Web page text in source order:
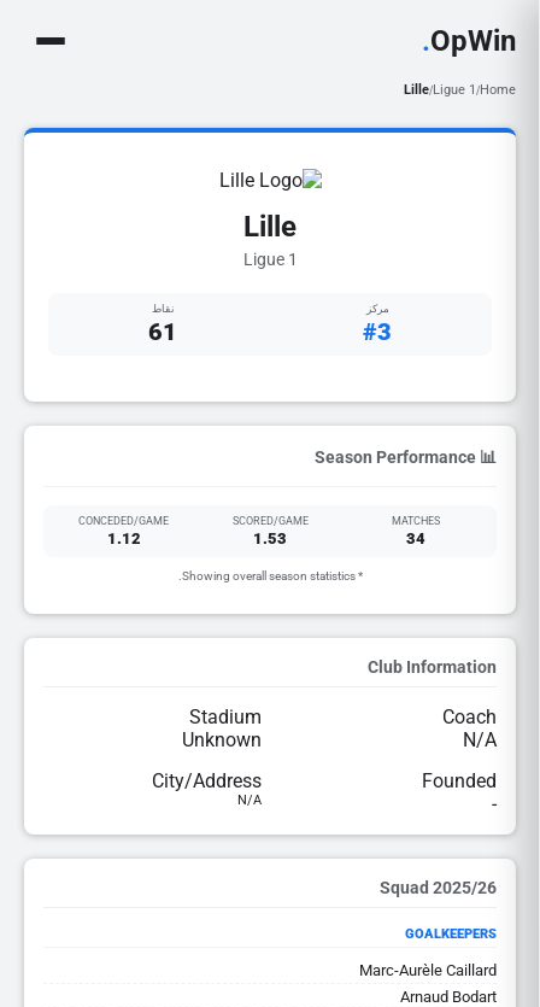
OpWin
.
Home
/
Ligue 1
/
Lille
Lille
Ligue 1
مركز
#3
نقاط
61
📊 Season Performance
MATCHES
34
SCORED/GAME
1.53
CONCEDED/GAME
1.12
* Showing overall season statistics.
Club Information
Coach
N/A
Stadium
Unknown
Founded
-
City/Address
N/A
2025/26 Squad
GOALKEEPERS
Marc-Aurèle Caillard
Arnaud Bodart